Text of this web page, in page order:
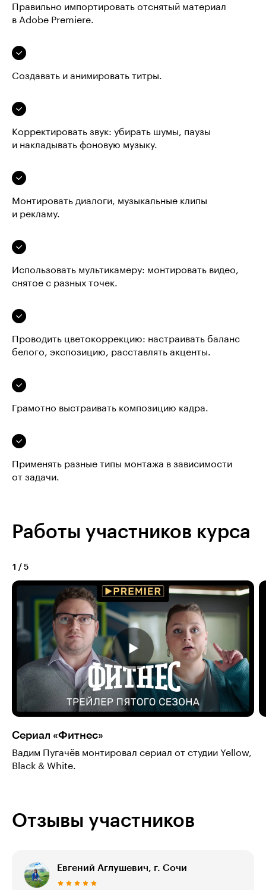
Правильно импортировать отснятый материал
в Adobe Premiere.
Создавать и анимировать титры.
Корректировать звук: убирать шумы, паузы
и накладывать фоновую музыку.
Монтировать диалоги, музыкальные клипы
и рекламу.
Использовать мультикамеру: монтировать видео,
снятое с разных точек.
Проводить цветокоррекцию: настраивать баланс
белого, экспозицию, расставлять акценты.
Грамотно выстраивать композицию кадра.
Применять разные типы монтажа в зависимости
от задачи.
Работы участников курса
1 / 5
Сериал «Фитнес»
Вадим Пугачёв монтировал сериал от студии Yellow,
Black & White.
Отзывы участников
Евгений Аглушевич, г. Сочи